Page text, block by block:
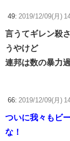
49: 2019/12/09(月)
言うてギレン殺
うやけど
連邦は数の暴力
66: 2019/12/09(月)
ついに我々もビ
な！